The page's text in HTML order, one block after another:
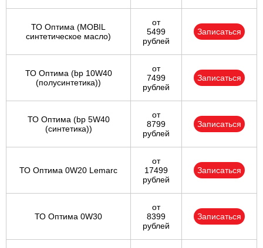
ТО Оптима (MOBIL
синтетическое масло)
от
5499
рублей
Записаться
ТО Оптима (bp 10W40
(полусинтетика))
от
7499
рублей
Записаться
ТО Оптима (bp 5W40
(синтетика))
от
8799
рублей
Записаться
ТО Оптима 0W20 Lemarc
от
17499
рублей
Записаться
ТО Оптима 0W30
от
8399
рублей
Записаться